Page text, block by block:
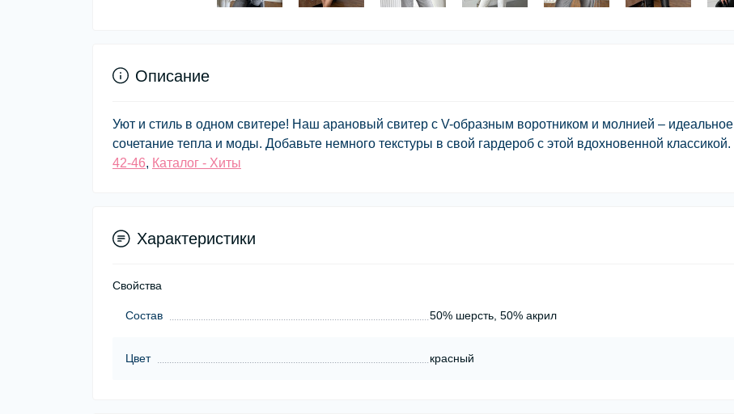
Описание
Уют и стиль в одном свитере! Наш арановый свитер с V-образным воротником и молнией – идеальное
сочетание тепла и моды. Добавьте немного текстуры в свой гардероб с этой вдохновенной классикой.
42-46, Каталог - Хиты
Характеристики
Свойства
Состав 50% шерсть, 50% акрил
Цвет красный